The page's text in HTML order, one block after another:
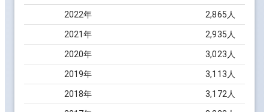
2022年 2,865 人
2021年 2,935 人
2020年 3,023 人
2019年 3,113 人
2018年 3,172 人